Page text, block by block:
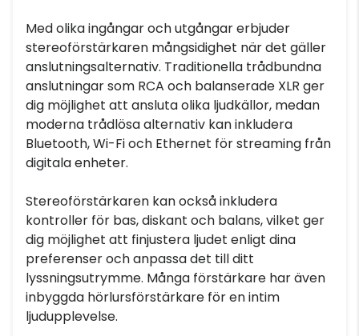
Med olika ingångar och utgångar erbjuder
stereoförstärkaren mångsidighet när det gäller
anslutningsalternativ. Traditionella trådbundna
anslutningar som RCA och balanserade XLR ger
dig möjlighet att ansluta olika ljudkällor, medan
moderna trådlösa alternativ kan inkludera
Bluetooth, Wi-Fi och Ethernet för streaming från
digitala enheter.
Stereoförstärkaren kan också inkludera
kontroller för bas, diskant och balans, vilket ger
dig möjlighet att finjustera ljudet enligt dina
preferenser och anpassa det till ditt
lyssningsutrymme. Många förstärkare har även
inbyggda hörlursförstärkare för en intim
ljudupplevelse.